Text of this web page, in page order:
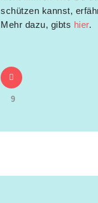
schützen kannst,
Mehr dazu, gibts hier.
9